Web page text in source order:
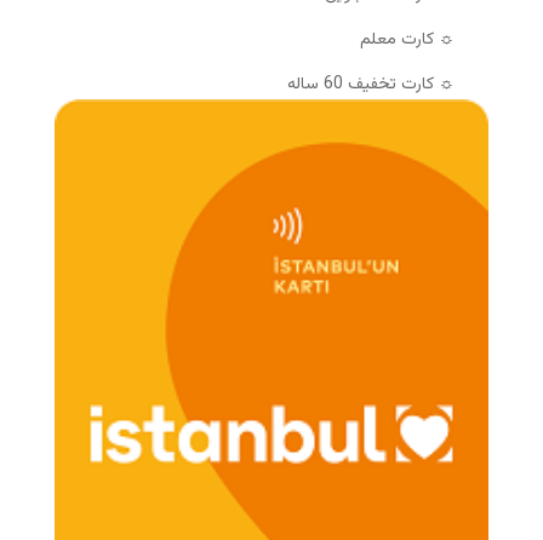
☼ کارت معلم
☼ کارت تخفیف 60 ساله